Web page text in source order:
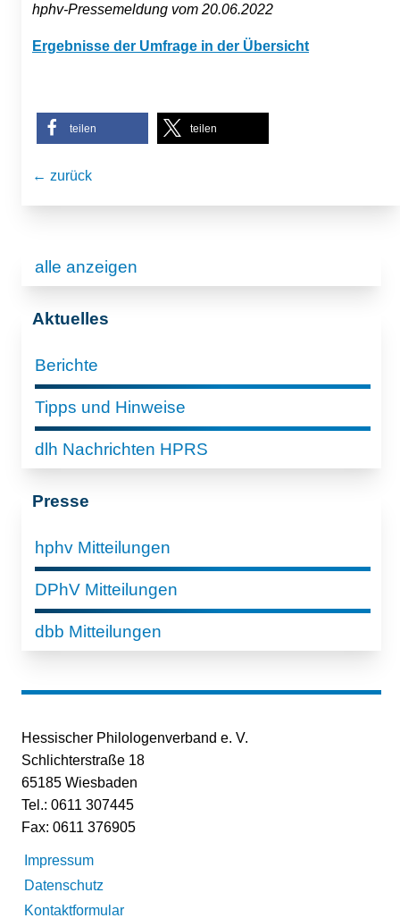
hphv-Pressemeldung vom 20.06.2022
Ergebnisse der Umfrage in der Übersicht
teilen teilen
← zurück
alle anzeigen
Aktuelles
Berichte
Tipps und Hinweise
dlh Nachrichten HPRS
Presse
hphv Mitteilungen
DPhV Mitteilungen
dbb Mitteilungen
Hessischer Philologenverband e. V.
Schlichterstraße 18
65185 Wiesbaden
Tel.: 0611 307445
Fax: 0611 376905
Impressum
Datenschutz
Kontaktformular